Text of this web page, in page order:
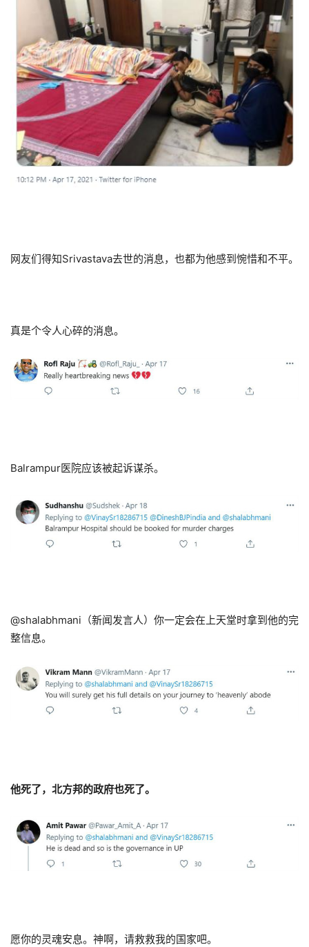
网友们得知Srivastava去世的消息，也都为他感到惋惜和不平。
真是个令人心碎的消息。
Balrampur医院应该被起诉谋杀。
@shalabhmani（新闻发言人）你一定会在上天堂时拿到他的完
整信息。
他死了，北方邦的政府也死了。
愿你的灵魂安息。神啊，请救救我的国家吧。